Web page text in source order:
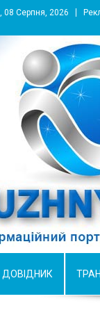
08 Серпня, 2026
ДОВІДНИК